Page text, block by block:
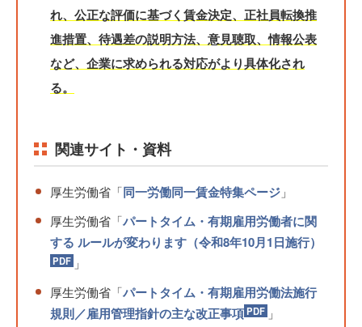
れ、公正な評価に基づく賃金決定、正社員転換推
進措置、待遇差の説明方法、意見聴取、情報公表
など、企業に求められる対応がより具体化され
る。
関連サイト・資料
厚生労働省「同一労働同一賃金特集ページ 」
厚生労働省「パートタイム・有期雇用労働者に関
する ルールが変わります（令和8年10月1日施行）
」
厚生労働省「パートタイム・有期雇用労働法施行
規則／雇用管理指針の主な改正事項
」